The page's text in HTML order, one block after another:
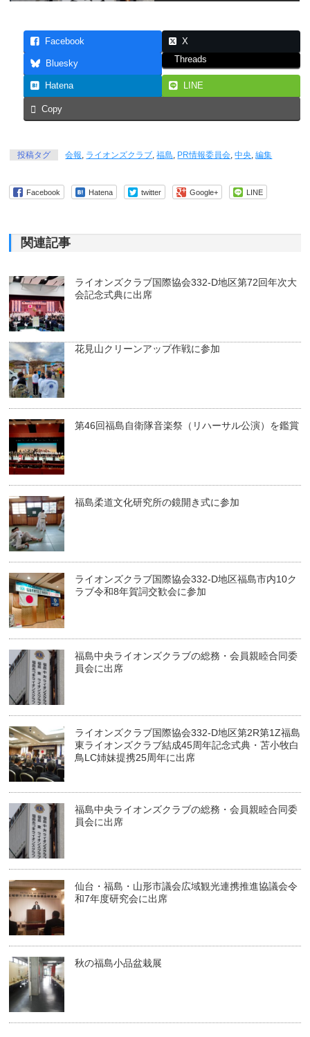
Facebook X
Bluesky Threads
Hatena LINE
Copy
投稿タグ 会報 ライオンズクラブ ,福島 PR情報委員会 ,中央 ,編集
Facebook Hatena twitter Google+ LINE
関連記事
ライオンズクラブ国際協会332-D地区第72回年次大
会記念式典に出席
花見山クリーンアップ作戦に参加
第46回福島自衛隊音楽祭（リハーサル公演）を鑑賞
福島柔道文化研究所の鏡開き式に参加
ライオンズクラブ国際協会332-D地区福島市内10ク
ラブ令和8年賀詞交歓会に参加
福島中央ライオンズクラブの総務・会員親睦合同委
員会に出席
ライオンズクラブ国際協会332-D地区第2R第1Z福島
東ライオンズクラブ結成45周年記念式典・苫小牧白
鳥LC姉妹提携25周年に出席
福島中央ライオンズクラブの総務・会員親睦合同委
員会に出席
仙台・福島・山形市議会広域観光連携推進協議会令
和7年度研究会に出席
秋の福島小品盆栽展